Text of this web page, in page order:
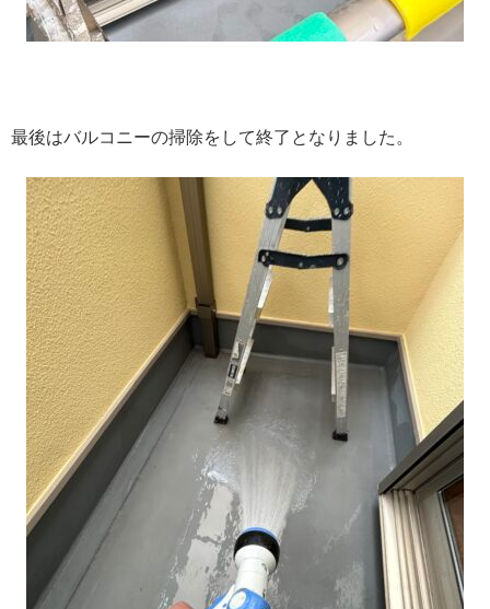
最後はバルコニーの掃除をして終了となりました。